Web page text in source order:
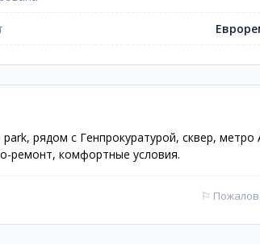
рядом с Генпрокуратурой, сквер, метро
ремонт, комфортные условия.
⚐